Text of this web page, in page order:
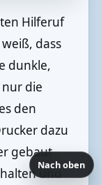
Hilferuf
dass
dunkle,
die
den
dazu
gebaut
und
Nach oben